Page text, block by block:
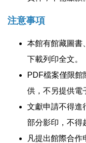
注意事項
本館有館藏圖書
下載列印全文。
PDF檔案僅限館
供，不另提供電
文獻申請不得進
部分影印，不得
凡提出館際合作